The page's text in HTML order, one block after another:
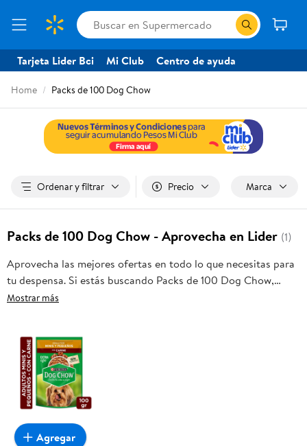
Tarjeta Lider Bci Mi Club Centro de ayuda
Home Packs de 100 Dog Chow
Ordenar y filtrar Precio Marca
Packs de 100 Dog Chow - Aprovecha en Lider (1)
Aprovecha las mejores ofertas en todo lo que necesitas para
tu despensa. Si estás buscando Packs de 100 Dog Chow,
frutas frescas, carnes, pan o productos para el hogar, aquí lo
oportunidad sea realmente conveniente para ti y tu familia.
Mostrar más
Agregar